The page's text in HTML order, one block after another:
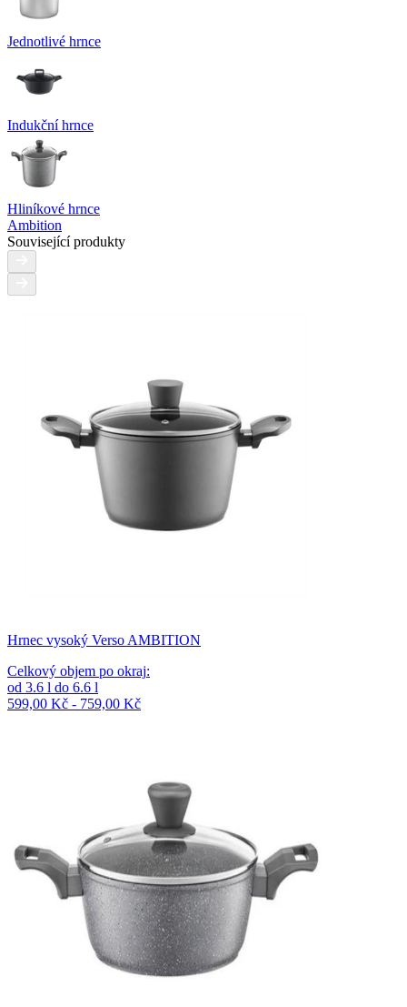
Jednotlivé hrnce
Indukční hrnce
Hliníkové hrnce
Ambition
Související produkty
Hrnec vysoký Verso AMBITION
Celkový objem po okraj:
od 3.6 l do 6.6 l
599,00 Kč - 759,00 Kč